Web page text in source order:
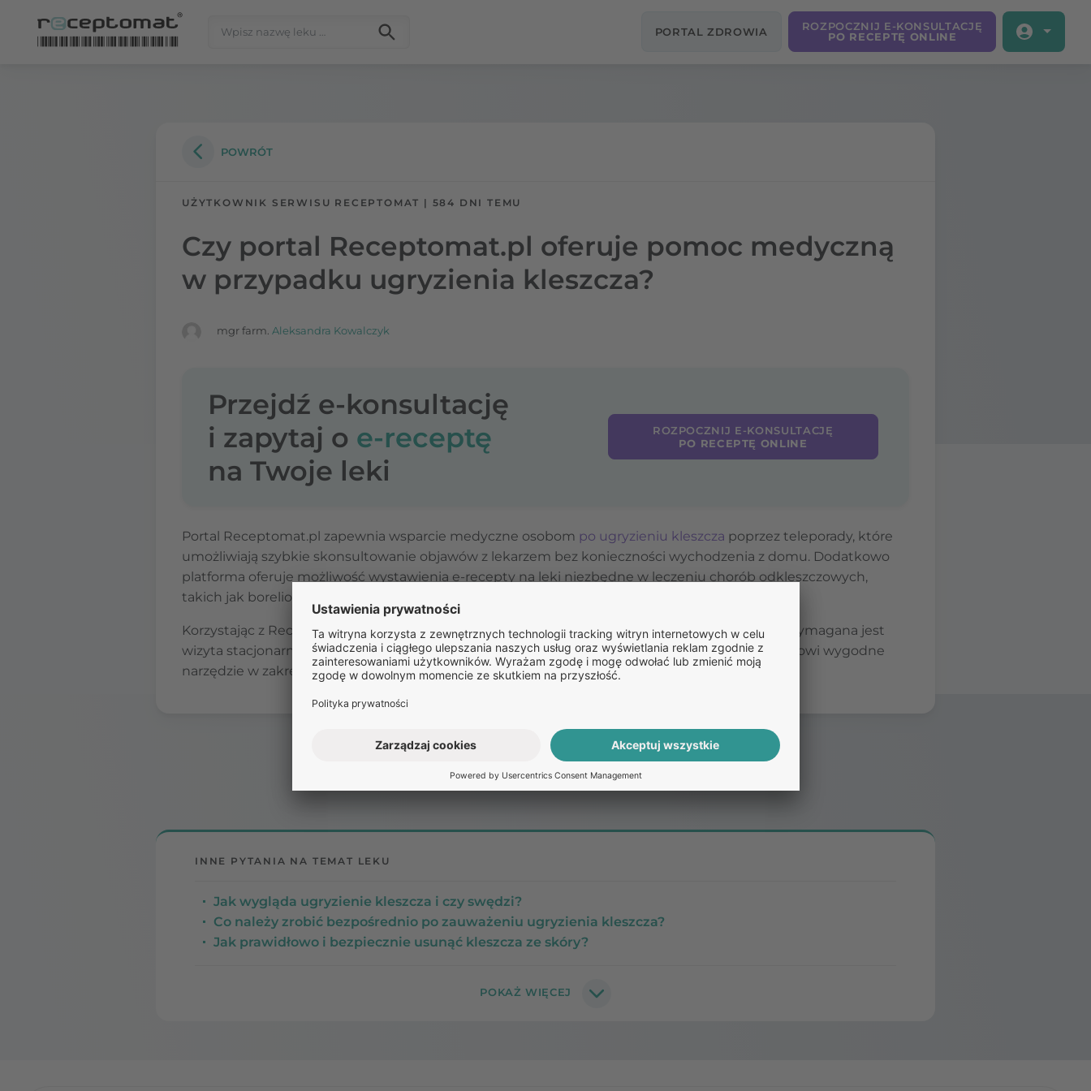
PORTAL ZDROWIA
ROZPOCZNIJ E-KONSULTACJĘ
PO RECEPTĘ ONLINE
POWRÓT
UŻYTKOWNIK SERWISU RECEPTOMAT | 584 DNI TEMU
Czy portal Receptomat.pl oferuje pomoc medyczną
w przypadku ugryzienia kleszcza?
mgr farm. Aleksandra Kowalczyk
Przejdź e-konsultację
i zapytaj o e-receptę
na Twoje leki
ROZPOCZNIJ E-KONSULTACJĘ
PO RECEPTĘ ONLINE
Portal Receptomat.pl zapewnia wsparcie medyczne osobom po ugryzieniu kleszcza poprzez teleporady, które
umożliwiają szybkie skonsultowanie objawów z lekarzem bez konieczności wychodzenia z domu. Dodatkowo
platforma oferuje możliwość wystawienia e-recepty na leki niezbędne w leczeniu chorób odkleszczowych,
takich jak borelioza, jeśli lekarz uzna to za konieczne.
Korzystając z Receptomat.pl, pacjent może uzyskać profesjonalną poradę, dowiedzieć się, czy wymagana jest
wizyta stacjonarna oraz sprawnie rozpocząć leczenie, minimalizując ryzyko powikłań. Portal stanowi wygodne
narzędzie w zakresie profilaktyki i leczenia ugryzień kleszczy w trybie online.
Pozostałepytania:
INNE PYTANIA NA TEMAT LEKU
Jak wygląda ugryzienie kleszcza i czy swędzi?
Co należy zrobić bezpośrednio po zauważeniu ugryzienia kleszcza?
Jak prawidłowo i bezpiecznie usunąć kleszcza ze skóry?